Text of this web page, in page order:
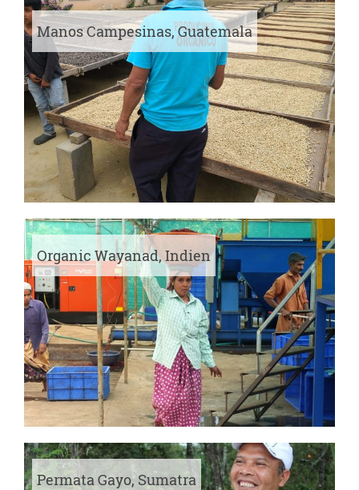
Manos Campesinas, Guatemala
Organic Wayanad, Indien
Permata Gayo, Sumatra